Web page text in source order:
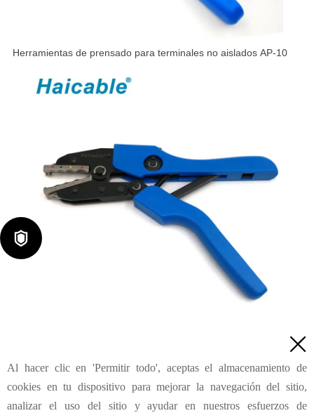
Herramientas de prensado para terminales no aislados AP-10
Consulta

Al hacer clic en 'Permitir todo', aceptas el almacenamiento de
cookies en tu dispositivo para mejorar la navegación del sitio,
analizar el uso del sitio y ayudar en nuestros esfuerzos de
